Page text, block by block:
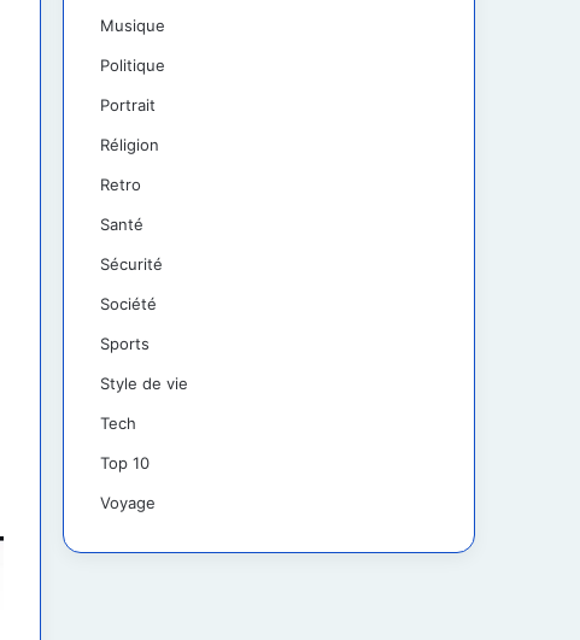
Musique
Politique
Portrait
Réligion
Retro
Santé
Sécurité
Société
Sports
Style de vie
Tech
Top 10
Voyage